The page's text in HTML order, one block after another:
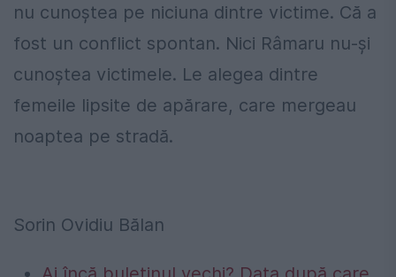
nu cunoștea pe niciuna dintre victime. Că a
fost un conflict spontan. Nici Râmaru nu-și
cunoștea victimele. Le alegea dintre
femeile lipsite de apărare, care mergeau
noaptea pe stradă.
Sorin Ovidiu Bălan